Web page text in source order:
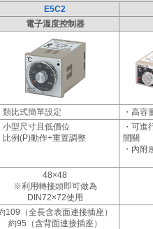
E5C2
電子溫度控制器
類比式簡單設定
・高容
小型尺寸且低價位
比例(P)動作+重置調整
・可進
開關
・內附
48×48
※利用轉接頭即可做為
DIN72×72使用
109（全長含表面連接插座）
約95（含背面連接插座）